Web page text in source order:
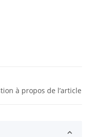
à propos de l’article